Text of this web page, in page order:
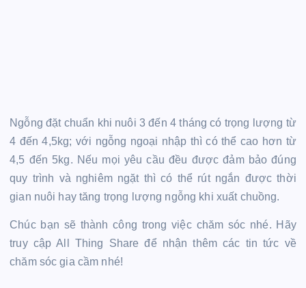
Ngỗng đặt chuẩn khi nuôi 3 đến 4 tháng có trọng lượng từ
4 đến 4,5kg; với ngỗng ngoại nhập thì có thể cao hơn từ
4,5 đến 5kg. Nếu mọi yêu cầu đều được đảm bảo đúng
quy trình và nghiêm ngặt thì có thể rút ngắn được thời
gian nuôi hay tăng trọng lượng ngỗng khi xuất chuồng.
Chúc bạn sẽ thành công trong việc chăm sóc nhé. Hãy
truy cập All Thing Share để nhận thêm các tin tức về
chăm sóc gia cầm nhé!